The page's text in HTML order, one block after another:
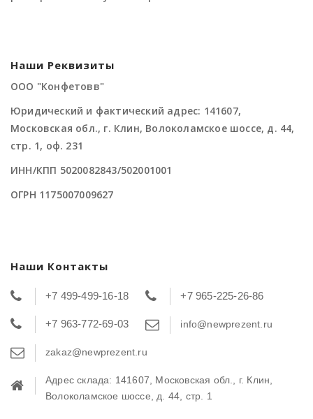
Наши Реквизиты
ООО "Конфетовв"
Юридический и фактический адрес: 141607,
Московская обл., г. Клин, Волоколамское шоссе, д. 44,
стр. 1, оф. 231
ИНН/КПП 5020082843/502001001
ОГРН 1175007009627
Наши Контакты
+7 499-499-16-18 +7 965-225-26-86
+7 963-772-69-03 info@newprezent.ru
zakaz@newprezent.ru
Адрес склада: 141607, Московская обл., г. Клин,
Волоколамское шоссе, д. 44, стр. 1